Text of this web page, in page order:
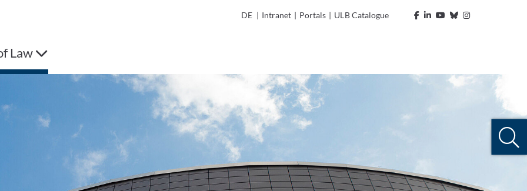
DE | Intranet | Portals | ULB Catalogue
Law